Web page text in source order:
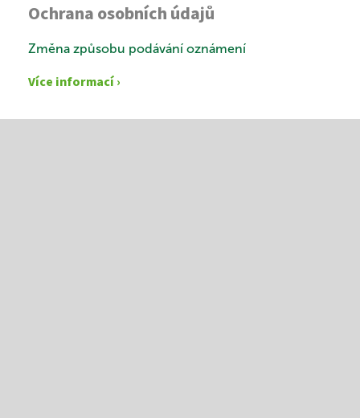
Ochrana osobních údajů
Změna způsobu podávání oznámení
Více informací ›